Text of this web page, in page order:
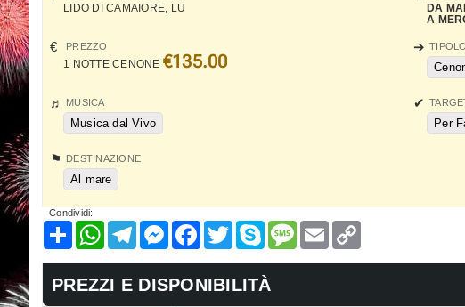
LIDO DI CAMAIORE LU
DA
A
PREZZO
1 NOTTE CENONE €135.00
MUSICA
Musica dal Vivo Per
DESTINAZIONE
Al mare
Condividi:
CondividiWhatsAppTelegramMessenger
Facebook
TwitterSkypeMessage
Email
PREZZI E DISPONIBILITÀ